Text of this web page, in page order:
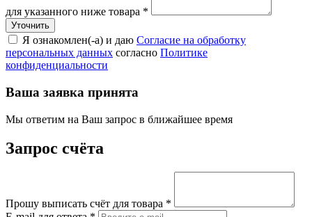
для указанного ниже товара *
Я ознакомлен(-а) и даю Согласие на обработку
персональных данных согласно Политике
конфиденциальности
Ваша заявка принята
Мы ответим на Ваш запрос в ближайшее время
Запрос счёта
Прошу выписать счёт для товара *